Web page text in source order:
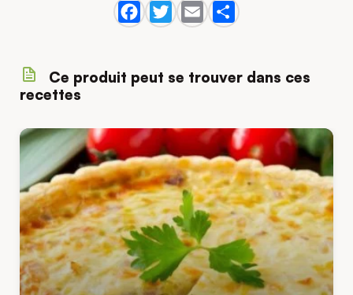
Ce produit peut se trouver dans ces
recettes